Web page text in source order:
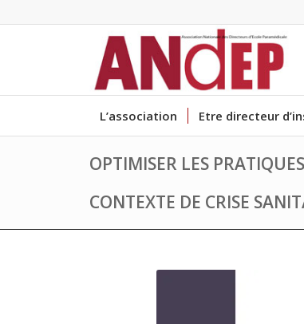
L’association Etre directeur
OPTIMISER LES
CONTEXTE DE CRISE